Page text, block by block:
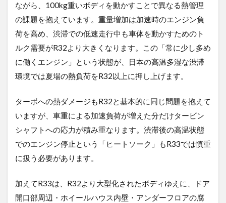
ながら、100kg重いボディを動かすことで異なる熱管理
の課題を抱えています。重量増加は加速時のエンジン負
荷を高め、渋滞での低速走行中も車体を動かすためのト
ルク需要がR32より大きくなります。この「常に少し多め
に働くエンジン」という状態が、日本の高温多湿な渋滞
環境では夏場の熱負荷をR32以上に押し上げます。
ターボへの熱ダメージもR32と基本的に同じ問題を抱えて
いますが、車重による加速負荷が増えた分だけタービン
シャフトへの応力が積み重なります。渋滞後の高温状態
でのエンジン停止という「ヒートソーク」もR33では慎重
に扱う必要があります。
加えてR33は、R32より大型化されたボディゆえに、ドア
開口部周辺・ホイールハウス内壁・アンダーフロアの腐